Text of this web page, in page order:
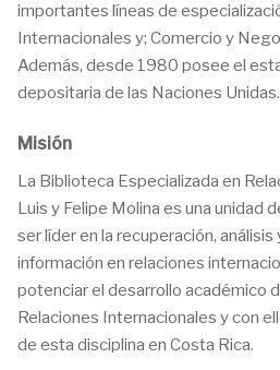
importantes líneas de
Internacionales y; Comercio y
Además, desde 1980 posee el
depositaria de las Naciones Unidas.
Misión
La Biblioteca Especializada en
Luis y Felipe Molina es una unidad
ser líder en la recuperación,
información en relaciones
potenciar el desarrollo académico
Relaciones Internacionales y con
de esta disciplina en Costa Rica.